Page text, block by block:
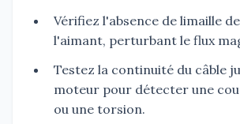
Vérifiez l'absence de limaille
l'aimant, perturbant le flux
Testez la continuité du câble
moteur pour détecter une
ou une torsion.